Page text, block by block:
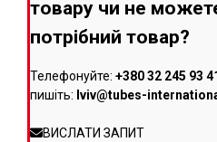
товару чи не
потрібний товар?
Телефонуйте: +380 32 245 93
пишіть: lviv@tubes-
ВИСЛАТИ ЗАПИТ